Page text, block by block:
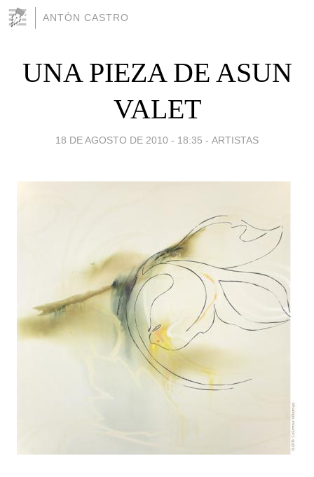
ANTÓN CASTRO
UNA PIEZA DE ASUN
VALET
18 DE AGOSTO DE 2010 - 18:35 - ARTISTAS